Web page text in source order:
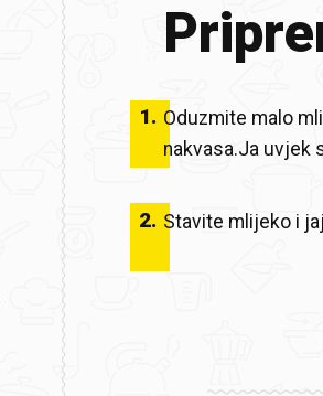
1. Oduzmite malo
nakvasa.Ja uvjek
2. Stavite mlijeko i